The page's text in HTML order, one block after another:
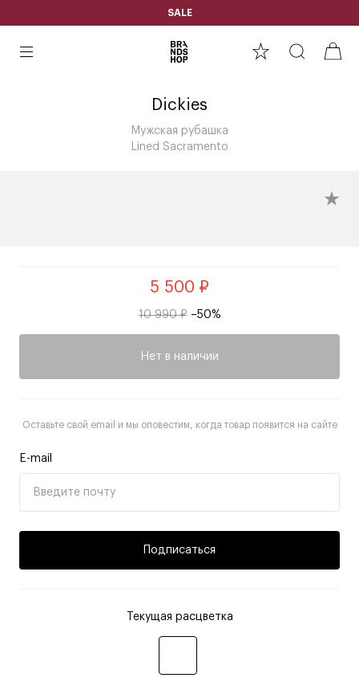
SALE
Dickies
Мужская рубашка
Lined Sacramento
5 500 ₽
10 990 ₽ –50%
Нет в наличии
Оставьте свой email и мы оповестим, когда товар появится на сайте
E-mail
Подписаться
Текущая расцветка